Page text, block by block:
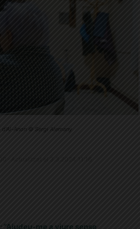
d'Al-Anon © Sergi Alemany
“Ajudeu-me a viure sense